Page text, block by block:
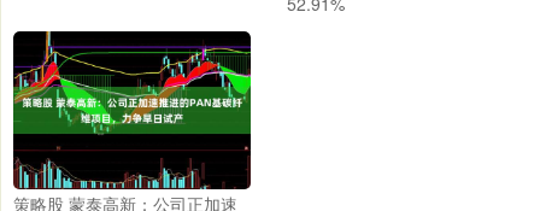
策略股 蒙泰高新：公司正加速